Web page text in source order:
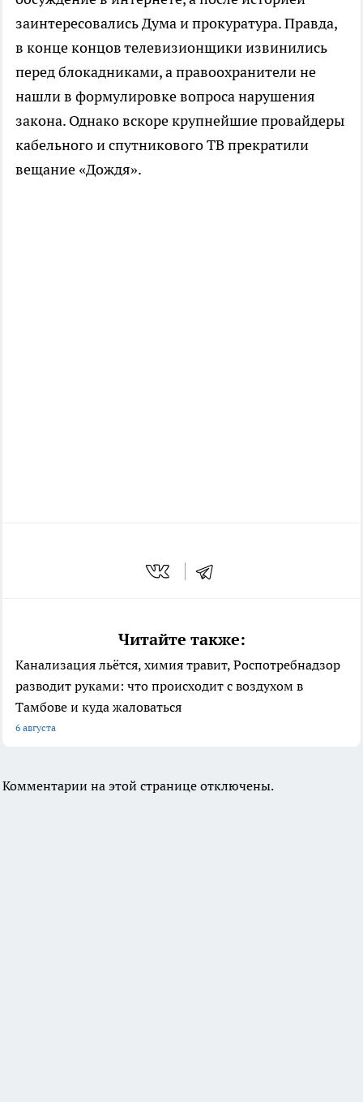
заинтересовались Дума и прокуратура. Правда,
в конце концов телевизионщики извинились
перед блокадниками, а правоохранители не
нашли в формулировке вопроса нарушения
закона. Однако вскоре крупнейшие провайдеры
кабельного и спутникового ТВ прекратили
вещание «Дождя».
Читайте также:
Канализация льётся, химия травит, Роспотребнадзор
разводит руками: что происходит с воздухом в
Тамбове и куда жаловаться
6 августа
Комментарии на этой странице отключены.